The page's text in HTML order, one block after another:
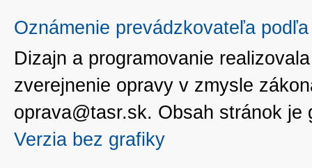
Oznámenie prevádzkovateľa
Dizajn a programovanie
zverejnenie opravy v zmysle
oprava@tasr.sk. Obsah stránok
Verzia bez grafiky